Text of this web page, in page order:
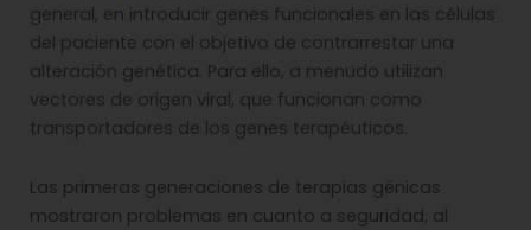
general, en introducir genes funcionales en las células
del paciente con el objetivo de contrarrestar una
alteración genética. Para ello, a menudo utilizan
vectores de origen viral, que funcionan como
transportadores de los genes terapéuticos.
Las primeras generaciones de terapias génicas
mostraron problemas en cuanto a seguridad, al